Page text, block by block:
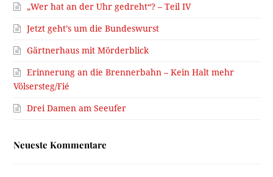
„Wer hat an der Uhr gedreht“? – Teil IV
Jetzt geht’s um die Bundeswurst
Gärtnerhaus mit Mörderblick
Erinnerung an die Brennerbahn – Kein Halt mehr
Völsersteg/Fié
Drei Damen am Seeufer
Neueste Kommentare